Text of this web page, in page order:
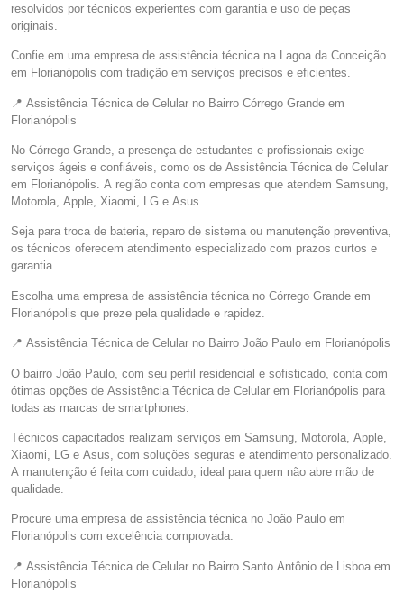
resolvidos por técnicos experientes com garantia e uso de peças
originais.
Confie em uma empresa de assistência técnica na Lagoa da Conceição
em Florianópolis com tradição em serviços precisos e eficientes.
📍 Assistência Técnica de Celular no Bairro Córrego Grande em
Florianópolis
No Córrego Grande, a presença de estudantes e profissionais exige
serviços ágeis e confiáveis, como os de Assistência Técnica de Celular
em Florianópolis. A região conta com empresas que atendem Samsung,
Motorola, Apple, Xiaomi, LG e Asus.
Seja para troca de bateria, reparo de sistema ou manutenção preventiva,
os técnicos oferecem atendimento especializado com prazos curtos e
garantia.
Escolha uma empresa de assistência técnica no Córrego Grande em
Florianópolis que preze pela qualidade e rapidez.
📍 Assistência Técnica de Celular no Bairro João Paulo em Florianópolis
O bairro João Paulo, com seu perfil residencial e sofisticado, conta com
ótimas opções de Assistência Técnica de Celular em Florianópolis para
todas as marcas de smartphones.
Técnicos capacitados realizam serviços em Samsung, Motorola, Apple,
Xiaomi, LG e Asus, com soluções seguras e atendimento personalizado.
A manutenção é feita com cuidado, ideal para quem não abre mão de
qualidade.
Procure uma empresa de assistência técnica no João Paulo em
Florianópolis com excelência comprovada.
📍 Assistência Técnica de Celular no Bairro Santo Antônio de Lisboa em
Florianópolis